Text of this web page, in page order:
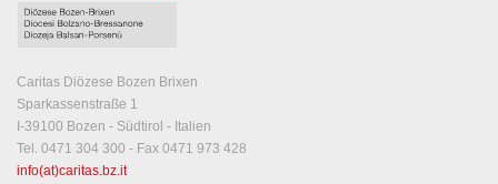
Caritas Diözese Bozen Brixen
Sparkassenstraße 1
I-39100 Bozen - Südtirol - Italien
Tel. 0471 304 300 - Fax 0471 973 428
info(at)caritas.bz.it